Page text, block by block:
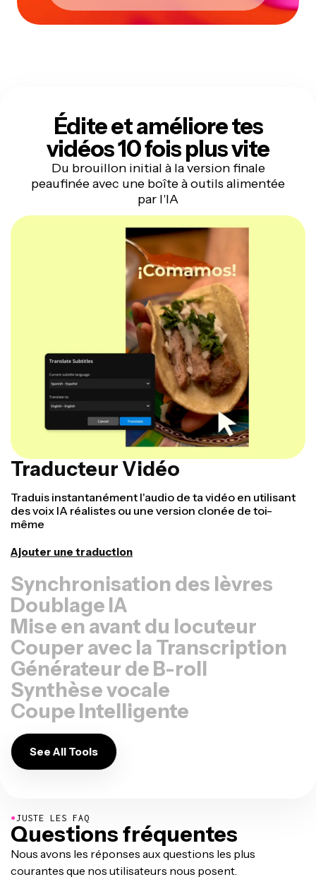
Édite et améliore tes
vidéos 10 fois plus vite
Du brouillon initial à la version finale
peaufinée avec une boîte à outils alimentée
par l'IA
Traducteur Vidéo
Traduis instantanément l'audio de ta vidéo en utilisant
des voix IA réalistes ou une version clonée de toi-
même
Ajouter une traduction
Synchronisation des lèvres
Doublage IA
Mise en avant du locuteur
Couper avec la Transcription
Générateur de B-roll
Synthèse vocale
Coupe Intelligente
See All Tools
●JUSTE LES FAQ
Questions fréquentes
Nous avons les réponses aux questions les plus
courantes que nos utilisateurs nous posent.